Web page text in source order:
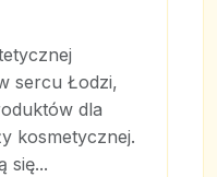
sercu Łodzi,
dla
kosmetycznej.
się...